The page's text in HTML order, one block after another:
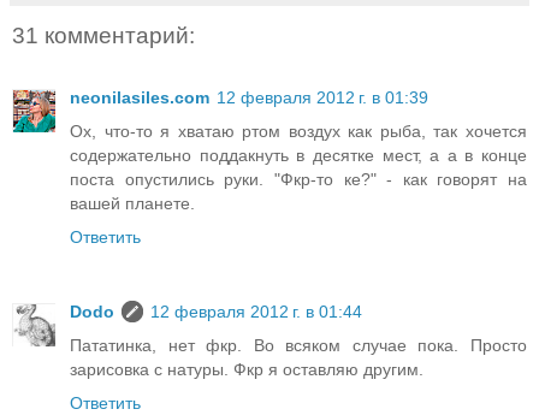
31 комментарий:
neonilasiles.com 12 февраля 2012 г. в 01:39
Ох, что-то я хватаю ртом воздух как рыба, так хочется
содержательно поддакнуть в десятке мест, а а в конце
поста опустились руки. "Фкр-то ке?" - как говорят на
вашей планете.
Ответить
Dodo
12 февраля 2012 г. в 01:44
Пататинка, нет фкр. Во всяком случае пока. Просто
зарисовка с натуры. Фкр я оставляю другим.
Ответить